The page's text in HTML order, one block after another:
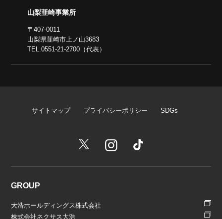
山梨韮崎事業所
〒407-0011
山梨県韮崎市上ノ山3683
TEL.0551-21-2700（代表）
サイトマップ プライバシーポリシー SDGs
GROUP
大浩ホールディングス株式会社
株式会社ネクサス大浩